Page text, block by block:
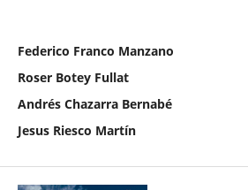
Federico Franco Manzano
Roser Botey Fullat
Andrés Chazarra Bernabé
Jesus Riesco Martín